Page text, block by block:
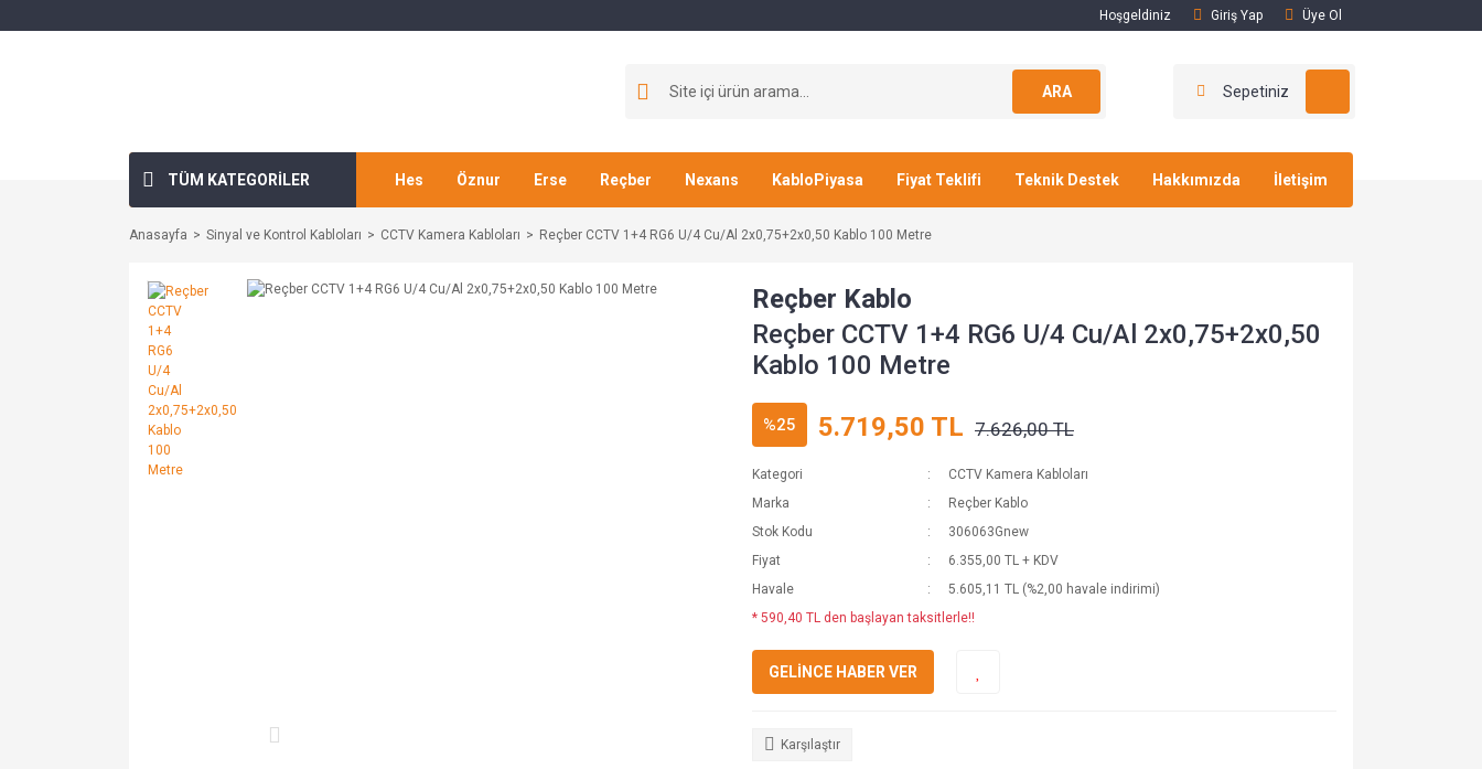
Hoşgeldiniz Giriş Yap Üye Ol
ARA Sepetiniz
TÜM KATEGORİLER Hes Öznur Erse Reçber Nexans KabloPiyasa Fiyat Teklifi Teknik Destek Hakkımızda İletişim
Anasayfa Sinyal ve Kontrol Kabloları CCTV Kamera Kabloları Reçber CCTV 1+4 RG6 U/4 Cu/Al 2x0,75+2x0,50 Kablo 100 Metre
Reçber Kablo
Reçber CCTV 1+4 RG6 U/4 Cu/Al 2x0,75+2x0,50
Kablo 100 Metre
%25 5.719,50 TL 7.626,00 TL
Kategori
CCTV Kamera Kabloları
Marka
Reçber Kablo
Stok Kodu
306063Gnew
Fiyat
6.355,00 TL + KDV
Havale
5.605,11 TL (%2,00 havale indirimi)
* 590,40 TL den başlayan taksitlerle!!
GELİNCE HABER VER
Karşılaştır